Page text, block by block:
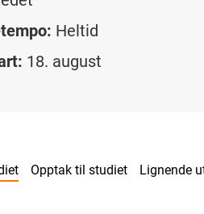
Heltid
18. august
Opptak til studiet Lignende